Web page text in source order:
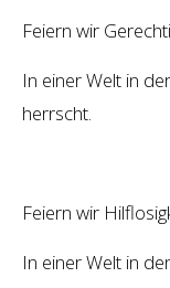
Feiern wir
In einer Welt in
herrscht.
Feiern wir
In einer Welt in